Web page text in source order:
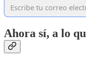
Ahora sí, a lo